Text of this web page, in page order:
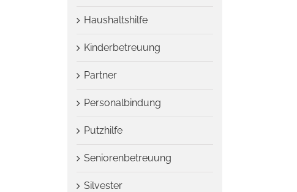
Haushaltshilfe
Kinderbetreuung
Partner
Personalbindung
Putzhilfe
Seniorenbetreuung
Silvester